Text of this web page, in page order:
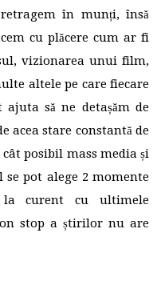
în munți, însă
cu plăcere cum ar fi
vizionarea unui film,
altele pe care fiecare
ajuta să ne detașăm de
acea stare constantă de
posibil mass media și
pot alege 2 momente
curent cu ultimele
stop a știrilor nu are